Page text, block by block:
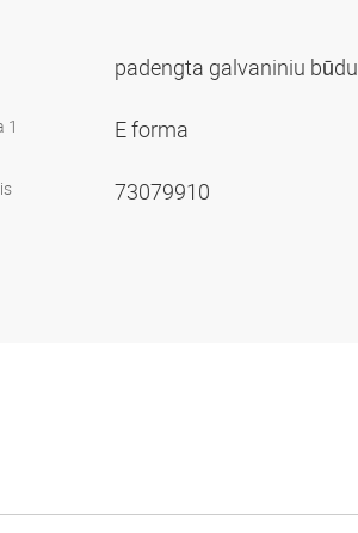
padengta galvaniniu būdu
1 E forma
73079910